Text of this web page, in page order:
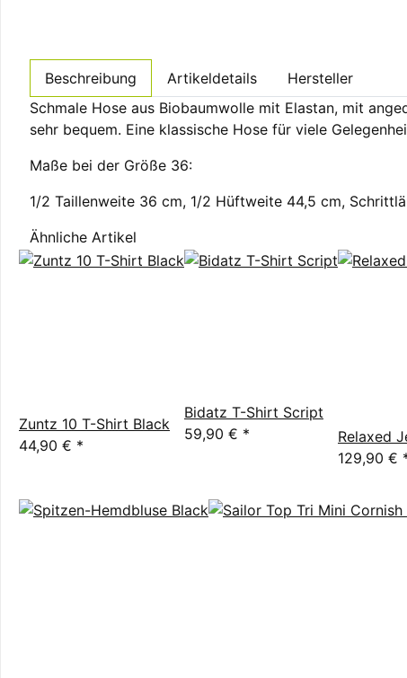
Beschreibung Artikeldetails
Hersteller
Schmale Hose aus Biobaumwolle mit Elastan, mit
sehr bequem. Eine klassische Hose für viele
Maße bei der Größe 36:
1/2 Taillenweite 36 cm, 1/2 Hüftweite 44,5 cm,
Ähnliche Artikel
Zuntz 10 T-Shirt Black
44,90 € *
Bidatz T-Shirt Script
59,90 € *
Relaxed
129,90 €